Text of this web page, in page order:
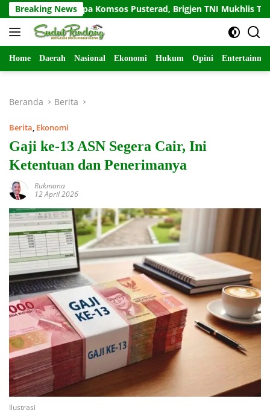
Langsung
ke
konten
Breaking News
Salam Sapa Komsos Pusterad, Brigjen TNI Mukhlis Tekankan
Home Daerah Nasional Ekonomi Hukum Opini
Beranda Berita
Berita, Ekonomi
Gaji ke-13 ASN Segera Cair, Ini
Ketentuan dan Penerimanya
Rukmana
12 April 2026
Ilustrasi